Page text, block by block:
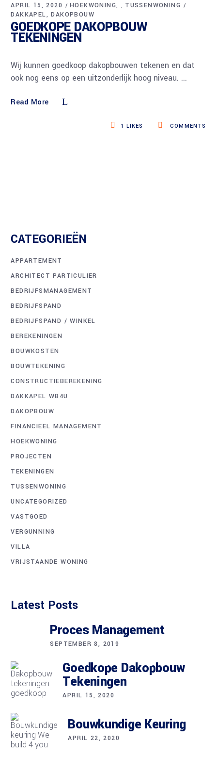
APRIL 15, 2020 HOEKWONING , TUSSENWONING
DAKKAPEL
DAKOPBOUW
GOEDKOPE DAKOPBOUW
TEKENINGEN
Wij kunnen goedkoop dakopbouwen tekenen en dat
ook nog eens op een uitzonderlijk hoog niveau.
Read More
COMMENTS
1 LIKES
CATEGORIEËN
APPARTEMENT
ARCHITECT PARTICULIER
BEDRIJFSMANAGEMENT
BEDRIJFSPAND
BEDRIJFSPAND / WINKEL
BEREKENINGEN
BOUWKOSTEN
BOUWTEKENING
CONSTRUCTIEBEREKENING
DAKKAPEL WB4U
DAKOPBOUW
FINANCIEEL MANAGEMENT
HOEKWONING
PROJECTEN
TEKENINGEN
TUSSENWONING
UNCATEGORIZED
VASTGOED
VERGUNNING
VILLA
VRIJSTAANDE WONING
Latest Posts
Proces Management
SEPTEMBER 8, 2019
Goedkope Dakopbouw
Tekeningen
APRIL 15, 2020
Bouwkundige Keuring
APRIL 22, 2020